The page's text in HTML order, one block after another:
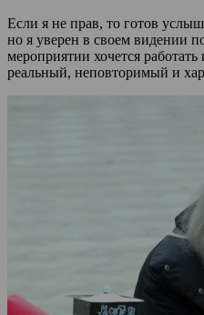
Если я не прав, то готов
но я уверен в своем видении
мероприятии хочется работать
реальный, неповторимый и